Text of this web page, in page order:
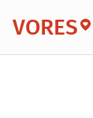
VORES